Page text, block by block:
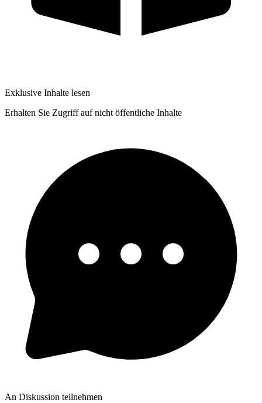
Exklusive Inhalte lesen
Erhalten Sie Zugriff auf nicht öffentliche Inhalte
An Diskussion teilnehmen